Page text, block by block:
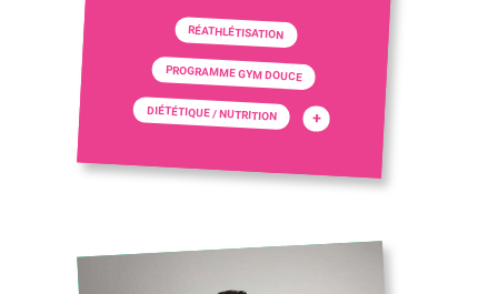
RÉATHLÉTISATION
PROGRAMME GYM DOUCE
DIÉTÉTIQUE / NUTRITION +